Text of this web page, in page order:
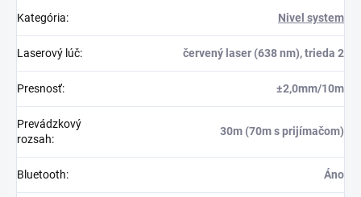
Kategória: Nivel system
Laserový lúč: červený laser (638 nm), trieda 2
Presnosť: ±2,0mm/10m
Prevádzkový
rozsah:
30m (70m s prijímačom)
Bluetooth: Áno